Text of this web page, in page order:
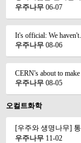
우주나무 06-07
It's official: We
우주나무 08-06
CERN's about to
우주나무 08-05
오컬트화학
[우주와 생명나무]
우주나무 11-02